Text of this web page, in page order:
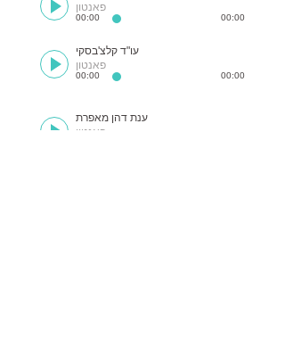
פאנטון
00:00 00:00
עו"ד קלצ'בסקי
פאנטון
00:00 00:00
ענת דהן מאפרת
פאנטון